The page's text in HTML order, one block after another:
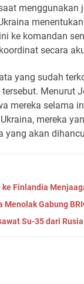
menggunakan
ke komandan
secara
yang sudah
Menurut
mereka selama
mereka
yang akan
Finlandia
Gabung
Su-35 dari Rusia